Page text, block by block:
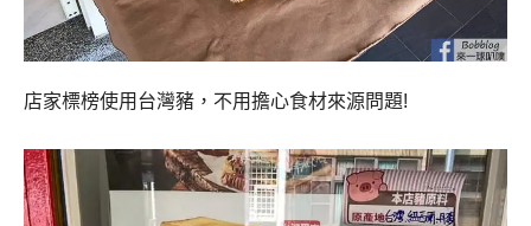
店家標榜使用台灣豬，不用擔心食材來源問題!